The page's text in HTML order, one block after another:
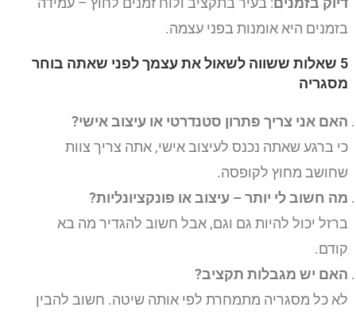
בזמנים היא אומנות בפני עצמה.
5 שאלות ששווה לשאול את עצמך לפני שאתה בוחר
מסגריה
האם אני צריך פתרון סטנדרטי או עיצוב אישי?
כי ברגע שאתה נכנס לעיצוב אישי, אתה צריך צוות
שחושב מחוץ לקופסה.
מה חשוב לי יותר – עיצוב או פונקציונליות?
ברזל יכול להיות גם וגם, אבל חשוב להגדיר מה בא
קודם.
האם יש מגבלות תקציב?
לא כל מסגריה מתמחרת לפי אותה שיטה. חשוב להבין